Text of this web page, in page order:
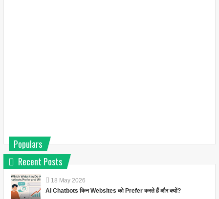
Populars
Recent Posts
18 May 2026
AI Chatbots किन Websites को Prefer करते हैं और क्यों?